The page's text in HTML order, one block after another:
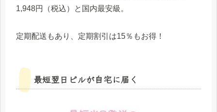
1,948円（税込）と国内最安級。
定期配送もあり、定期割引は15％もお得！
最短翌日ピルが自宅に届く